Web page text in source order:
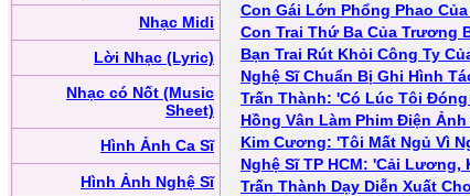
Nhạc Midi
Lời Nhạc (Lyric)
Nhạc có Nốt (Music
Sheet)
Hình Ảnh Ca Sĩ
Hình Ảnh Nghệ Sĩ
Con Gái Lớn Phổng Phao
Con Trai Thứ Ba Của Trương
Bạn Trai Rút Khỏi Công Ty
Nghệ Sĩ Chuẩn Bị Ghi Hình
Trấn Thành: 'Có Lúc Tôi Đóng
Hồng Vân Làm Phim Điện Ảnh
Kim Cương: 'Tôi Mất Ngủ Vì
Nghệ Sĩ TP HCM: 'Cải
Trấn Thành Dạy Diễn Xuất